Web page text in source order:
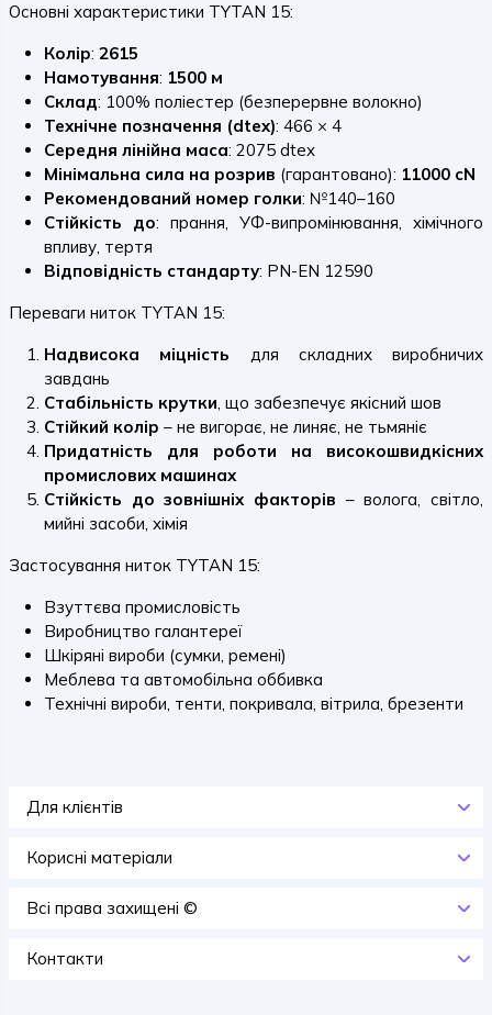
Основні характеристики TYTAN 15:
Колір: 2615
Намотування: 1500 м
Склад: 100% поліестер (безперервне волокно)
Технічне позначення (dtex): 466 × 4
Середня лінійна маса: 2075 dtex
Мінімальна сила на розрив (гарантовано): 11000 cN
Рекомендований номер голки: №140–160
Стійкість до: прання, УФ-випромінювання, хімічного
впливу, тертя
Відповідність стандарту: PN-EN 12590
Переваги ниток TYTAN 15:
Надвисока міцність для складних виробничих
завдань
Стабільність крутки, що забезпечує якісний шов
Стійкий колір – не вигорає, не линяє, не тьмяніє
Придатність для роботи на високошвидкісних
промислових машинах
Стійкість до зовнішніх факторів – волога, світло,
мийні засоби, хімія
Застосування ниток TYTAN 15:
Взуттєва промисловість
Виробництво галантереї
Шкіряні вироби (сумки, ремені)
Меблева та автомобільна оббивка
Технічні вироби, тенти, покривала, вітрила, брезенти
Для клієнтів
Корисні матеріали
Всi права захищенi ©
Контакти